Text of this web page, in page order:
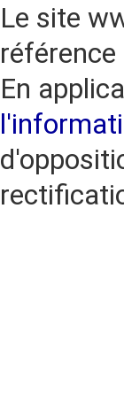
Le site
En